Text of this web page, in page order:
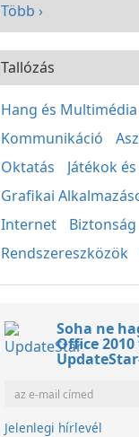
Több ›
Tallózás
Hang és Multimédia
Kommunikáció
Oktatás
Játékok
Grafikai
Internet
Biztonság
Rendszereszközök
Soha ne
Office
Jelenlegi hírlevél